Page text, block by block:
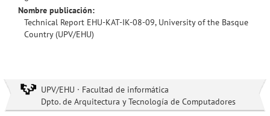
Nombre publicación:
Technical Report EHU-KAT-IK-08-09, University of the Basque
Country (UPV/EHU)
UPV/EHU · Facultad de informática
Dpto. de Arquitectura y Tecnología de Computadores